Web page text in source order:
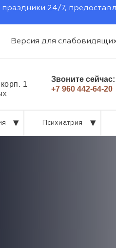
24/7,
Версия для
1
Звоните сейчас:
+7 960 442-64-20
Психиатрия